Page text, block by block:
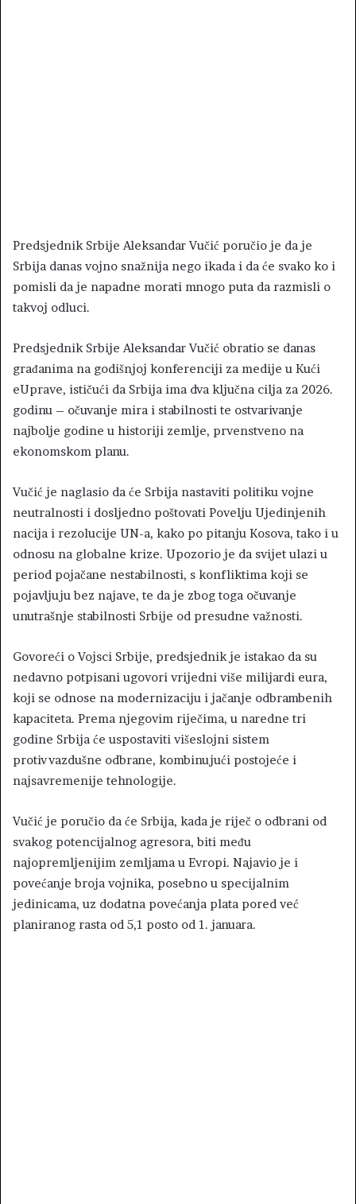
Predsjednik Srbije Aleksandar Vučić poručio je da je
Srbija danas vojno snažnija nego ikada i da će svako ko i
pomisli da je napadne morati mnogo puta da razmisli o
takvoj odluci.
Predsjednik Srbije Aleksandar Vučić obratio se danas
građanima na godišnjoj konferenciji za medije u Kući
eUprave, ističući da Srbija ima dva ključna cilja za 2026.
godinu – očuvanje mira i stabilnosti te ostvarivanje
najbolje godine u historiji zemlje, prvenstveno na
ekonomskom planu.
Vučić je naglasio da će Srbija nastaviti politiku vojne
neutralnosti i dosljedno poštovati Povelju Ujedinjenih
nacija i rezolucije UN-a, kako po pitanju Kosova, tako i u
odnosu na globalne krize. Upozorio je da svijet ulazi u
period pojačane nestabilnosti, s konfliktima koji se
pojavljuju bez najave, te da je zbog toga očuvanje
unutrašnje stabilnosti Srbije od presudne važnosti.
Govoreći o Vojsci Srbije, predsjednik je istakao da su
nedavno potpisani ugovori vrijedni više milijardi eura,
koji se odnose na modernizaciju i jačanje odbrambenih
kapaciteta. Prema njegovim riječima, u naredne tri
godine Srbija će uspostaviti višeslojni sistem
protivvazdušne odbrane, kombinujući postojeće i
najsavremenije tehnologije.
Vučić je poručio da će Srbija, kada je riječ o odbrani od
svakog potencijalnog agresora, biti među
najopremljenijim zemljama u Evropi. Najavio je i
povećanje broja vojnika, posebno u specijalnim
jedinicama, uz dodatna povećanja plata pored već
planiranog rasta od 5,1 posto od 1. januara.